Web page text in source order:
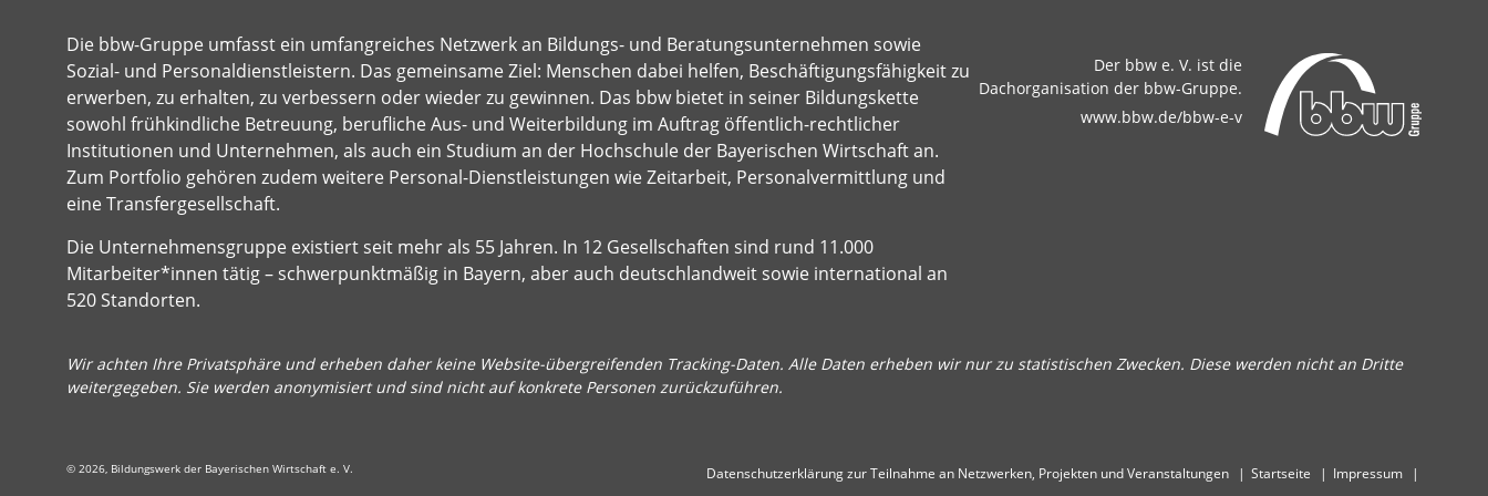
Die bbw-Gruppe umfasst ein umfangreiches Netzwerk an Bildungs- und Beratungsunternehmen sowie
Sozial- und Personaldienstleistern. Das gemeinsame Ziel: Menschen dabei helfen, Beschäftigungsfähigkeit zu
erwerben, zu erhalten, zu verbessern oder wieder zu gewinnen. Das bbw bietet in seiner Bildungskette
sowohl frühkindliche Betreuung, berufliche Aus- und Weiterbildung im Auftrag öffentlich-rechtlicher
Institutionen und Unternehmen, als auch ein Studium an der Hochschule der Bayerischen Wirtschaft an.
Zum Portfolio gehören zudem weitere Personal-Dienstleistungen wie Zeitarbeit, Personalvermittlung und
eine Transfergesellschaft.
Die Unternehmensgruppe existiert seit mehr als 55 Jahren. In 12 Gesellschaften sind rund 11.000
Mitarbeiter*innen tätig – schwerpunktmäßig in Bayern, aber auch deutschlandweit sowie international an
520 Standorten.
Der bbw e. V. ist die
Dachorganisation der bbw-Gruppe.
www.bbw.de/bbw-e-v
Wir achten Ihre Privatsphäre und erheben daher keine Website-übergreifenden Tracking-Daten. Alle Daten erheben wir nur zu statistischen Zwecken. Diese werden nicht an Dritte
weitergegeben. Sie werden anonymisiert und sind nicht auf konkrete Personen zurückzuführen.
© 2026, Bildungswerk der Bayerischen Wirtschaft e. V. Datenschutzerklärung zur Teilnahme an Netzwerken, Projekten und Veranstaltungen Startseite
Impressum